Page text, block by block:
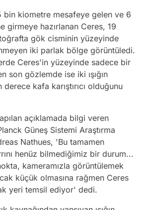
bin kiometre mesafeye gelen ve 6
girmeye hazırlanan Ceres, 19
gök cisminin yüzeyinde
iki parlak bölge görüntüledi.
Ceres'in yüzeyinde sadece bir
son gözlemde ise iki ışığın
kafa karıştırıcı olduğunu
açıklamada bilgi veren
Güneş Sistemi Araştırma
Nathues, 'Bu tamamen
henüz bilmediğimiz bir durum...
kameramızla görüntülemek
küçük olmasına rağmen Ceres
yeri temsil ediyor' dedi.